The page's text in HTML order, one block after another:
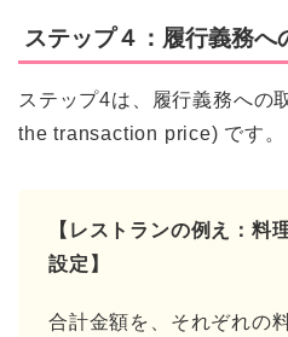
ステップ４：履行義務へ
ステップ4は、履行義務への
the transaction price) です。
【レストランの例え：料
設定】
合計金額を、それぞれの